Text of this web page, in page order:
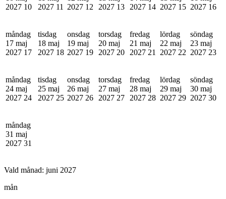
2027 10
2027 11
2027 12
2027 13
2027 14 2027 15 2027 16
måndag
17 maj
2027 17
tisdag
18 maj
2027 18
onsdag
19 maj
2027 19
torsdag
20 maj
2027 20
fredag
21 maj
2027 21
lördag
22 maj
2027 22
söndag
23 maj
2027 23
måndag
24 maj
2027 24
tisdag
25 maj
2027 25
onsdag
26 maj
2027 26
torsdag
27 maj
2027 27
fredag
28 maj
2027 28
lördag
29 maj
2027 29
söndag
30 maj
2027 30
måndag
31 maj
2027 31
Vald månad: juni 2027
mån